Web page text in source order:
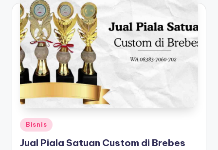
Posted
in
Bisnis
Jual Piala Satuan Custom di Brebes